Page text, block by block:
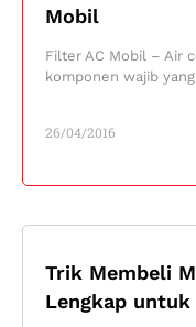
Mobil
26/04/2016
Filter AC Mobil – Air
komponen wajib
Trik Membeli
Lengkap untuk